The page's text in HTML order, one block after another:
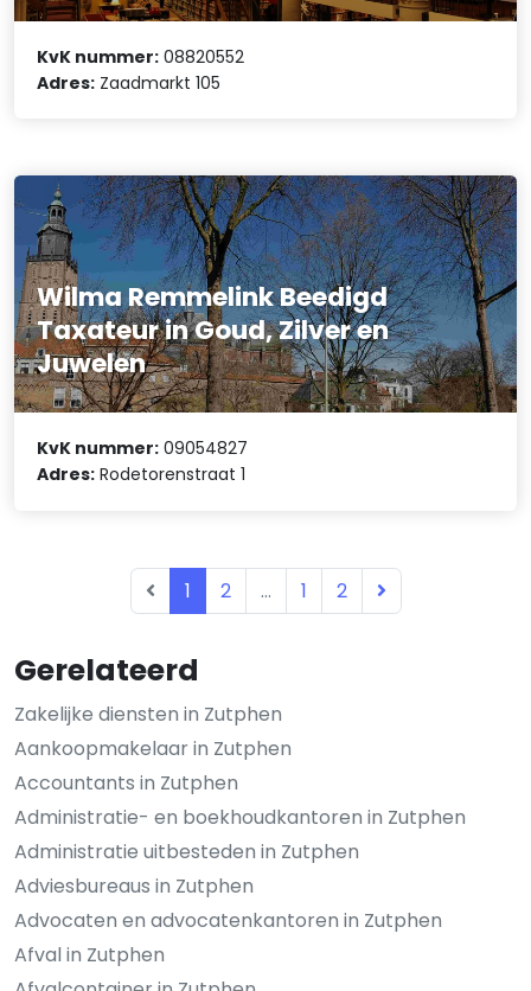
Gerelateerd
Zakelijke diensten in Zutphen
Aankoopmakelaar in Zutphen
Accountants in Zutphen
Administratie- en boekhoudkantoren in Zutphen
Administratie uitbesteden in Zutphen
Adviesbureaus in Zutphen
Advocaten en advocatenkantoren in Zutphen
Afval in Zutphen
KvK nummer: 08820552
Adres: Zaadmarkt 105
Wilma Remmelink Beedigd
Taxateur in Goud, Zilver en
Juwelen
KvK nummer: 09054827
Adres: Rodetorenstraat 1
1 2 ... 1 2